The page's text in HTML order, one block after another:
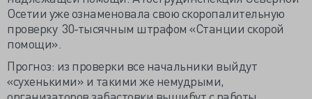
Осетии уже ознаменовала свою скоропалительную
проверку 30-тысячным штрафом «Станции скорой
помощи».
Прогноз: из проверки все начальники выйдут
«сухенькими» и такими же немудрыми,